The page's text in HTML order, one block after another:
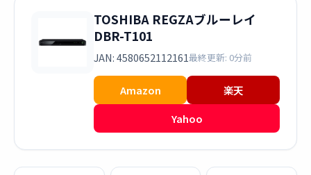
TOSHIBA REGZAブルーレイ
DBR-T101
JAN: 4580652112161最終更新: 0分前
Amazon
楽天
Yahoo